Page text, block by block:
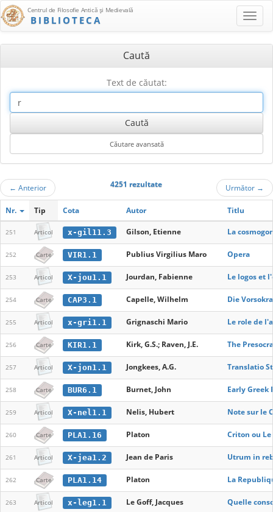
Centrul de Filosofie Antică şi Medievală
BIBLIOTECA
Caută
Text de căutat:
← Anterior 4251 rezultate Următor →
Nr. Tip Cota Autor Titlu
251 Articol x-gil11.3 Gilson, Etienne La
252 Carte VIR1.1 Publius Virgilius Maro Opera
253 Articol X-jou1.1 Jourdan, Fabienne Le logos et
254 Carte CAP3.1 Capelle, Wilhelm Die
255 Articol x-gri1.1 Grignaschi Mario Le role de
256 Carte KIR1.1 Kirk, G.S.; Raven, J.E. The
257 Articol X-jon1.1 Jongkees, A.G. Translatio
258 Carte BUR6.1 Burnet, John Early Greek
259 Articol X-nel1.1 Nelis, Hubert Note sur le
260 Carte PLA1.16 Platon Criton ou
261 Articol X-jea1.2 Jean de Paris Utrum in
262 Carte PLA1.14 Platon La
263 Articol x-leg1.1 Le Goff, Jacques Quelle